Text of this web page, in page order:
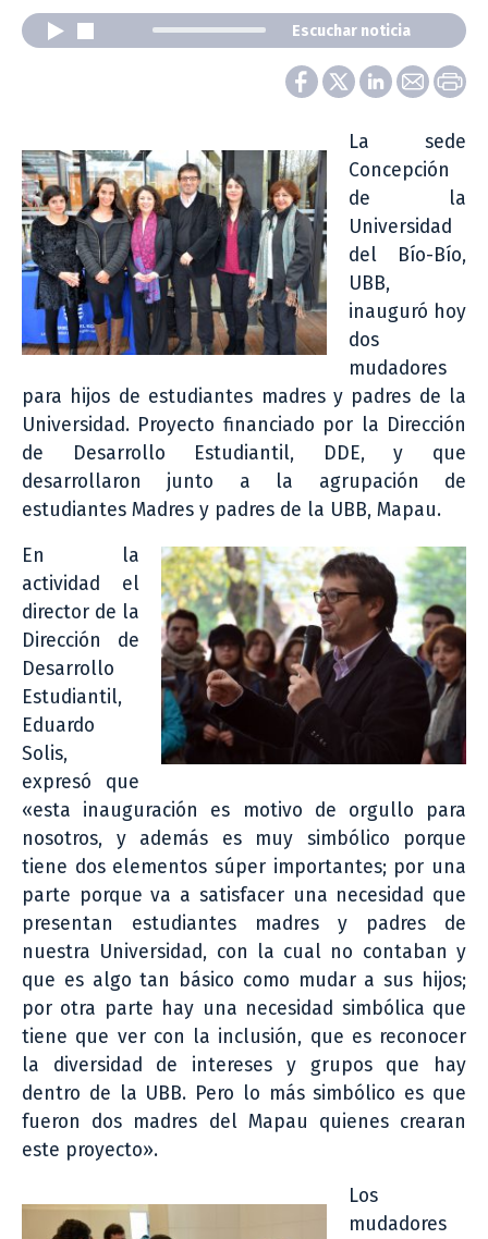
Escuchar noticia
La sede
Concepción
de la
Universidad
del Bío-Bío,
UBB,
inauguró hoy
dos
mudadores
para hijos de estudiantes madres y padres de la
Universidad. Proyecto financiado por la Dirección
de Desarrollo Estudiantil, DDE, y que
desarrollaron junto a la agrupación de
estudiantes Madres y padres de la UBB, Mapau.
En la
actividad el
director de la
Dirección de
Desarrollo
Estudiantil,
Eduardo
Solis,
expresó que
«esta inauguración es motivo de orgullo para
nosotros, y además es muy simbólico porque
tiene dos elementos súper importantes; por una
parte porque va a satisfacer una necesidad que
presentan estudiantes madres y padres de
nuestra Universidad, con la cual no contaban y
que es algo tan básico como mudar a sus hijos;
por otra parte hay una necesidad simbólica que
tiene que ver con la inclusión, que es reconocer
la diversidad de intereses y grupos que hay
dentro de la UBB. Pero lo más simbólico es que
fueron dos madres del Mapau quienes crearan
este proyecto».
Los
mudadores